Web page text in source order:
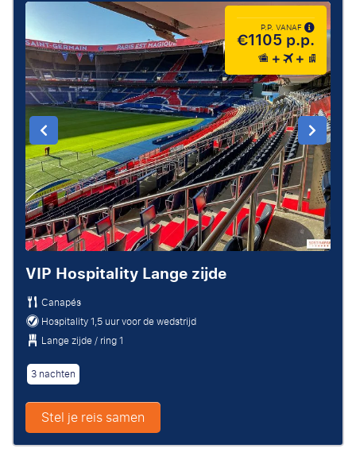
P.P. VANAF
€1105 p.p.
VIP Hospitality Lange zijde
Canapés
Hospitality 1,5 uur voor de wedstrijd
Lange zijde / ring 1
3 nachten
Stel je reis samen